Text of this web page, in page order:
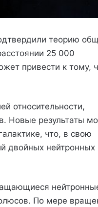
теорию
25 000
привести к тому,
относительности,
Новые результаты
что, в свою
двойных нейтронных
По мере